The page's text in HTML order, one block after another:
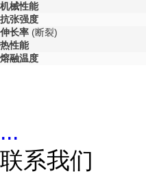
机械性能
抗张强度
伸长率 (断裂)
热性能
熔融温度
...
联系我们